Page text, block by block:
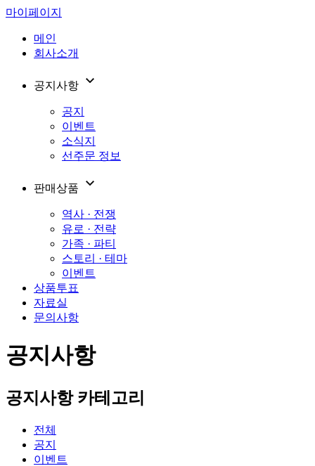
마이페이지
메인
회사소개
공지사항
공지
이벤트
소식지
선주문 정보
판매상품
역사 · 전쟁
유로 · 전략
가족 · 파티
스토리 · 테마
이벤트
상품투표
자료실
문의사항
공지사항
공지사항 카테고리
전체
공지
이벤트